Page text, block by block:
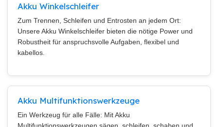
Akku Winkelschleifer
Zum Trennen, Schleifen und Entrosten an jedem Ort:
Unsere Akku Winkelschleifer bieten die nötige Power und
Robustheit für anspruchsvolle Aufgaben, flexibel und
kabellos.
Akku Multifunktionswerkzeuge
Ein Werkzeug für alle Fälle: Mit Akku